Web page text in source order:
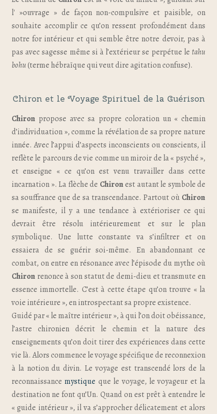
l' »ouvrage » de façon non-compulsive et paisible, on
souhaite accomplir ce qu’on ressent profondément dans
notre for intérieur et qui semble être notre devoir, pas à
pas avec sagesse même si à l’extérieur se perpétue le tahu
bohu(terme hébraïque qui veut dire agitation confuse).
Chiron et le Voyage Spirituel de la Guérison
Chiron propose avec sa propre coloration un « chemin
d’individuation », comme la révélation de sa propre nature
innée. Avec l’appui d’aspects inconscients ou conscients, il
reflète le parcours de vie comme un miroir de la « psyché »,
et enseigne « ce qu’on est venu travailler dans cette
incarnation ». La flèche de Chironest autant le symbole de
sa souffrance que de sa transcendance. Partout où Chiron
se manifeste, il y a une tendance à extérioriser ce qui
devrait être résolu intérieurement et sur le plan
symbolique. Une lutte constante va s’infiltrer et on
essaiera de se guérir soi-même. En abandonnant ce
combat, on entre en résonance avec l’épisode du mythe où
Chiron renonce à son statut de demi-dieu et transmute en
essence immortelle. C’est à cette étape qu’on trouve « la
voie intérieure », en introspectant sa propre existence.
Guidé par « le maître intérieur », à qui l’on doit obéissance,
l’astre chironien décrit le chemin et la nature des
enseignements qu’on doit tirer des expériences dans cette
vie là. Alors commence le voyage spécifique de reconnexion
à la notion du divin. Le voyage est transcendé lors de la
reconnaissancemystique que le voyage, le voyageur et la
destination ne font qu’Un. Quand on est prêt à entendre le
« guide intérieur », il va s’approcher délicatement et alors